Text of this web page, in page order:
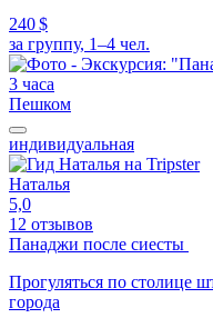
240 $
за группу, 1–4 чел.
3 часа
Пешком
индивидуальная
Наталья
5,0
12 отзывов
Панаджи после сиесты
Прогуляться по столице
города